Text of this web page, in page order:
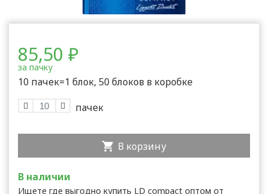
85,50 ₽
за пачку
10 пачек=1 блок, 50 блоков в коробке
В корзину
В наличии
Ищете где выгодно купить LD compact оптом от